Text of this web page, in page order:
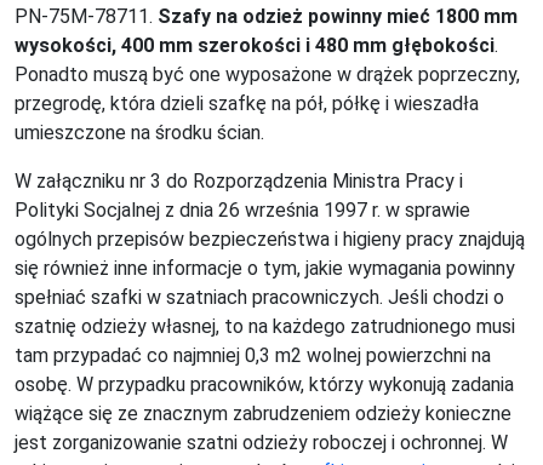
PN-75M-78711. Szafy na odzież powinny mieć 1800 mm
wysokości, 400 mm szerokości i 480 mm głębokości.
Ponadto muszą być one wyposażone w drążek poprzeczny,
przegrodę, która dzieli szafkę na pół, półkę i wieszadła
umieszczone na środku ścian.
W załączniku nr 3 do Rozporządzenia Ministra Pracy i
Polityki Socjalnej z dnia 26 września 1997 r. w sprawie
ogólnych przepisów bezpieczeństwa i higieny pracy znajdują
się również inne informacje o tym, jakie wymagania powinny
spełniać szafki w szatniach pracowniczych. Jeśli chodzi o
szatnię odzieży własnej, to na każdego zatrudnionego musi
tam przypadać co najmniej 0,3 m2 wolnej powierzchni na
osobę. W przypadku pracowników, którzy wykonują zadania
wiążące się ze znacznym zabrudzeniem odzieży konieczne
jest zorganizowanie szatni odzieży roboczej i ochronnej. W